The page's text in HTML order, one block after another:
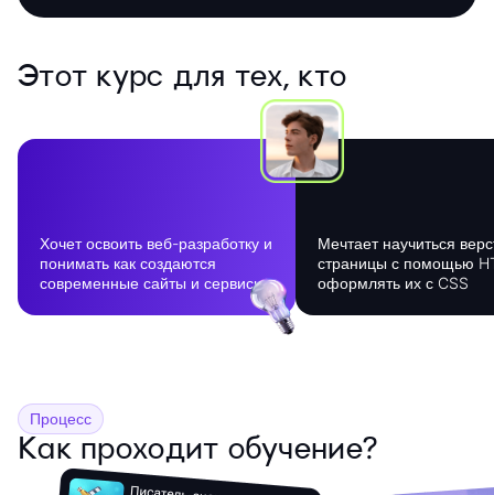
Этот курс для тех, кто
Хочет освоить веб-разработку и
понимать как создаются
современные сайты и сервисы
Мечтает научиться
страницы с помощью
оформлять их с CSS
Процесс
Как проходит обучение?